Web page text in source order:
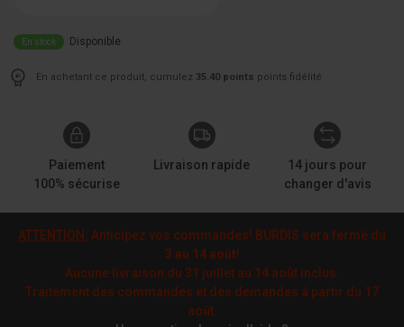
En stock Disponible
En achetant ce produit, cumulez 35.40 points points fidélité
Paiement
100% sécurise
Livraison rapide
14 jours pour
changer d'avis
ATTENTION: Anticipez vos commandes! BURDIS sera fermé du
3 au 14 août!
Aucune livraison du 31 juillet au 14 août inclus.
Traitement des commandes et des demandes à partir du 17
août.